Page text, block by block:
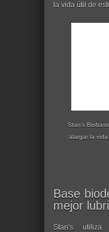
la vida útil de
Stan's
alargar la
Base
mejor
Stan's